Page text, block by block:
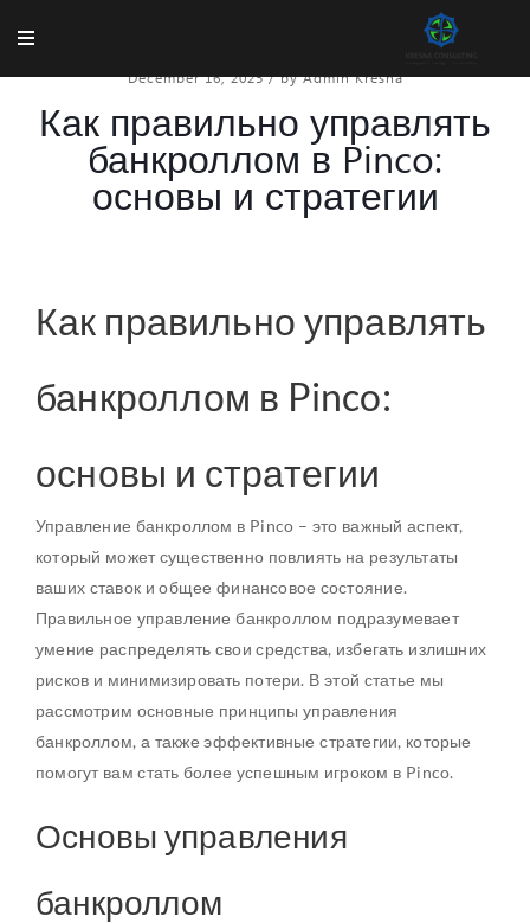
December 16, 2025/ by Admin Kresna
Как правильно управлять
банкроллом в Pinco:
основы и стратегии
Как правильно управлять
банкроллом в Pinco:
основы и стратегии
Управление банкроллом в Pinco – это важный аспект,
который может существенно повлиять на результаты
ваших ставок и общее финансовое состояние.
Правильное управление банкроллом подразумевает
умение распределять свои средства, избегать излишних
рисков и минимизировать потери. В этой статье мы
рассмотрим основные принципы управления
банкроллом, а также эффективные стратегии, которые
помогут вам стать более успешным игроком в Pinco.
Основы управления
банкроллом